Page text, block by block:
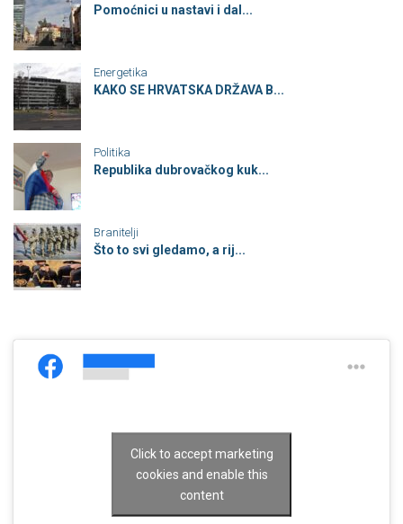
Pomoćnici u nastavi i dal...
Energetika
KAKO SE HRVATSKA DRŽAVA B...
Politika
Republika dubrovačkog kuk...
Branitelji
Što to svi gledamo, a rij...
Click to accept marketing
cookies and enable this
content